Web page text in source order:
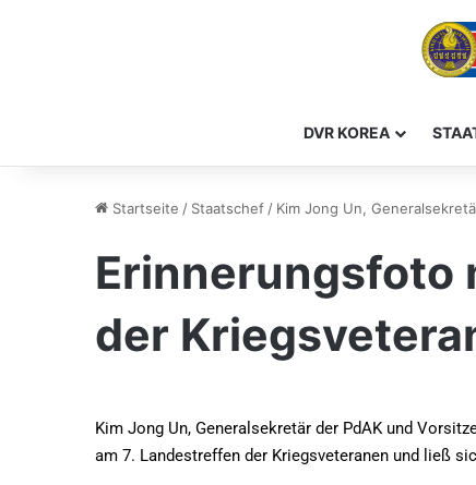
DVR KOREA
Startseite / Staatschef / Kim Jong Un,
Erinnerungsfoto
der
Kim Jong Un, Generalsekretär der PdAK und
am 7. Landestreffen der Kriegsveteranen und ließ